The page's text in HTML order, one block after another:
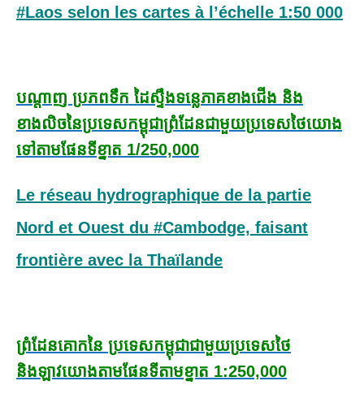
#Laos selon les cartes à l’échelle 1:50 000
បណ្តាញ ប្រភពទឹក ដៃស្ទឹងទន្លេភាគខាងជើង និង
ខាងលិចនៃប្រទេសកម្ពុជាព្រំដែនជាមួយប្រទេសថៃយោង
ទៅតាមផែនទីខ្នាត 1/250,000
Le réseau hydrographique de la partie
Nord et Ouest du #Cambodge, faisant
frontière avec la Thaïlande
ព្រំដែនគោកនៃ ប្រទេសកម្ពុជាជាមួយប្រទេសថៃ
និងឡាវយោងតាមផែនទីតាមខ្នាត 1:250,000